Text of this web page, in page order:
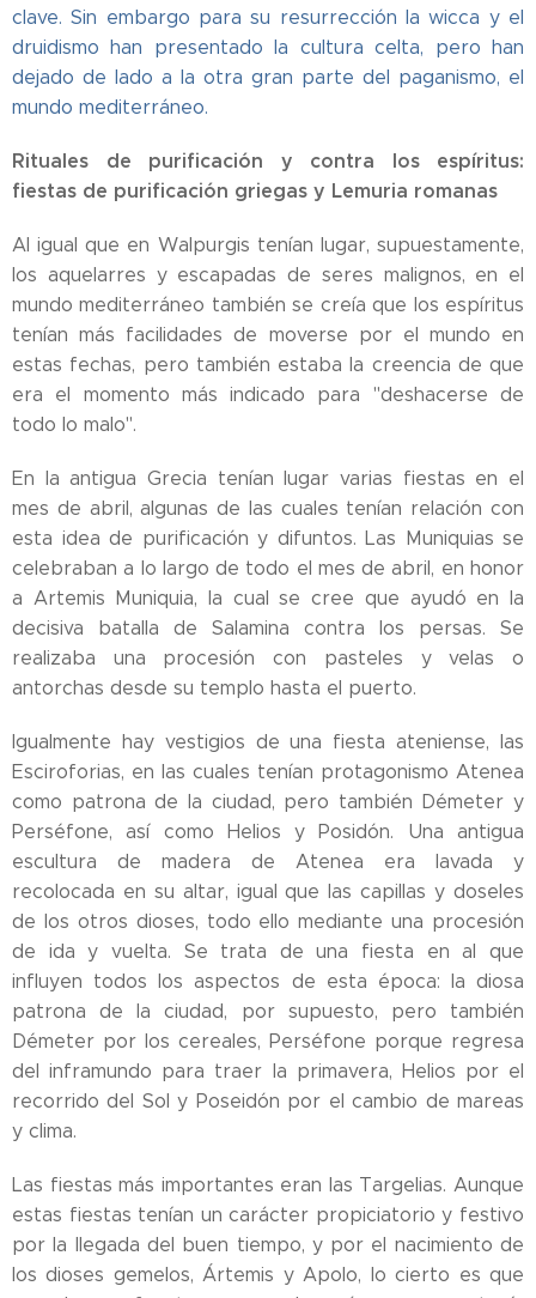
clave. Sin embargo para su resurrección la wicca y el
druidismo han presentado la cultura celta, pero han
dejado de lado a la otra gran parte del paganismo, el
mundo mediterráneo.
Rituales de purificación y contra los espíritus:
fiestas de purificación griegas y Lemuria romanas
Al igual que en Walpurgis tenían lugar, supuestamente,
los aquelarres y escapadas de seres malignos, en el
mundo mediterráneo también se creía que los espíritus
tenían más facilidades de moverse por el mundo en
estas fechas, pero también estaba la creencia de que
era el momento más indicado para "deshacerse de
todo lo malo".
En la antigua Grecia tenían lugar varias fiestas en el
mes de abril, algunas de las cuales tenían relación con
esta idea de purificación y difuntos. Las Muniquias se
celebraban a lo largo de todo el mes de abril, en honor
a Artemis Muniquia, la cual se cree que ayudó en la
decisiva batalla de Salamina contra los persas. Se
realizaba una procesión con pasteles y velas o
antorchas desde su templo hasta el puerto.
Igualmente hay vestigios de una fiesta ateniense, las
Esciroforias, en las cuales tenían protagonismo Atenea
como patrona de la ciudad, pero también Démeter y
Perséfone, así como Helios y Posidón. Una antigua
escultura de madera de Atenea era lavada y
recolocada en su altar, igual que las capillas y doseles
de los otros dioses, todo ello mediante una procesión
de ida y vuelta. Se trata de una fiesta en al que
influyen todos los aspectos de esta época: la diosa
patrona de la ciudad, por supuesto, pero también
Démeter por los cereales, Perséfone porque regresa
del inframundo para traer la primavera, Helios por el
recorrido del Sol y Poseidón por el cambio de mareas
y clima.
Las fiestas más importantes eran las Targelias. Aunque
estas fiestas tenían un carácter propiciatorio y festivo
por la llegada del buen tiempo, y por el nacimiento de
los dioses gemelos, Ártemis y Apolo, lo cierto es que